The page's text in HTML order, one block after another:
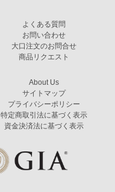
よくある質問
お問い合わせ
大口注文のお問合せ
商品リクエスト
About Us
サイトマップ
プライバシーポリシー
特定商取引法に基づく表示
資金決済法に基づく表示